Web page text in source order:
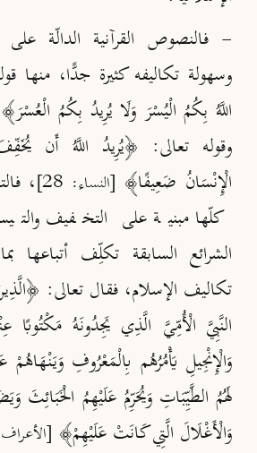
- فالنصوص القرآنية الدالّة على
وسهولة تكاليفه كثيرة جدًّا، منها
اللَّهُ بِكُمُ الْيُسْرَ وَلَا يُرِيدُ بِكُمُ الْعُسْرَ﴾
وقوله تعالى: ﴿يُرِيدُ اللَّهُ أَن
الْإِنْسَانُ ضَعِيفًا﴾ [النساء: 28]
،
كلّها مبنية على التخفيف
الشرائع السابقة تكلِّف
تكاليف الإسلام، فقال تعالى:
النَّبِيَّ الْأُمِّيَّ الَّذِي يَجِدُونَهُ مَكْتُوبًا
وَالْإِنْجِيلِ يَأْمُرُهُم بِالْمَعْرُوفِ
لَهُمُ الطَّيِّبَاتِ وَيُحَرِّمُ عَلَيْهِمُ الْخَبَائِثَ
وَالْأَغْلَالَ الَّتِي كَانَتْ عَلَيْهِمْ﴾ [الأعراف: